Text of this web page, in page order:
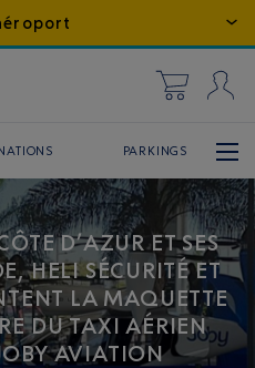
PARKINGS
D’AZUR ET SES
HELI SÉCURITÉ ET
LA MAQUETTE
DU TAXI AÉRIEN
AVIATION